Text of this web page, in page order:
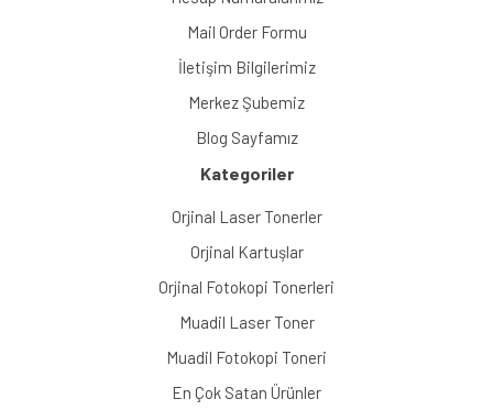
Mail Order Formu
İletişim Bilgilerimiz
Merkez Şubemiz
Blog Sayfamız
Kategoriler
Orjinal Laser Tonerler
Orjinal Kartuşlar
Orjinal Fotokopi Tonerleri
Muadil Laser Toner
Muadil Fotokopi Toneri
En Çok Satan Ürünler